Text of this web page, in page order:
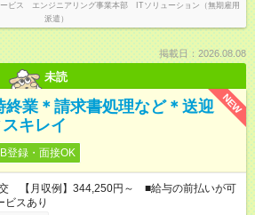
ビス エンジニアリング事業本部 ITソリューション（無期雇用
派遣）
掲載日：2026.08.08
未読
NEW
終業＊請求書処理など＊送迎
キレイ
登録・面接OK
【月収例】344,250円～ ■給与の前払いが可
ビスあり